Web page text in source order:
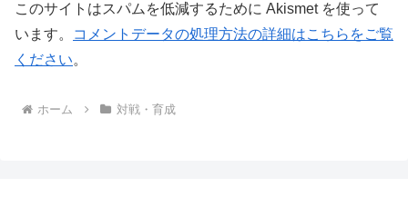
このサイトはスパムを低減するために Akismet を使って
います。
コメントデータの処理方法の詳細はこちらをご覧
ください。
ホーム 対戦・育成